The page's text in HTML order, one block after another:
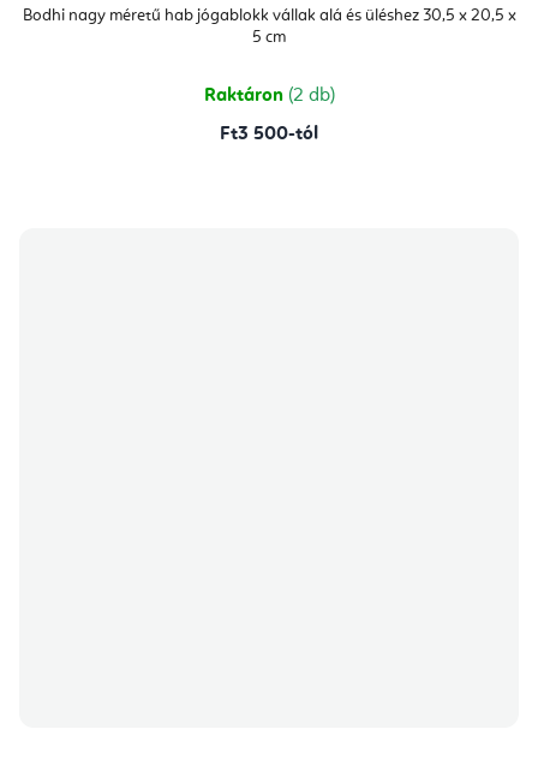
Bodhi nagy méretű hab jógablokk vállak alá és üléshez 30,5 x 20,5 x
5 cm
átlagos
értékelése
csillag.
Raktáron (2 db)
Ft3 500-tól